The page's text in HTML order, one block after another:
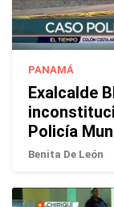
PANAMÁ
Exalcalde
Policía
Benita De León